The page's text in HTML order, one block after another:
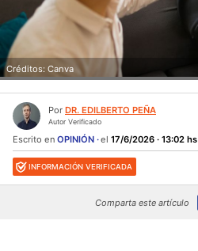
Créditos: Canva
Por DR. EDILBERTO PEÑA
Autor Verificado
Escrito en OPINIÓN el 17/6/2026 · 13:02 hs
INFORMACIÓN VERIFICADA
Comparta este artículo